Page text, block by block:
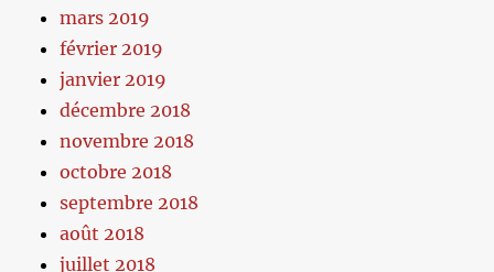
mars 2019
février 2019
janvier 2019
décembre 2018
novembre 2018
octobre 2018
septembre 2018
août 2018
juillet 2018